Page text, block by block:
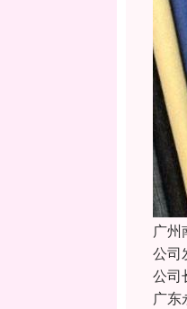
广州
公司
公司
广东